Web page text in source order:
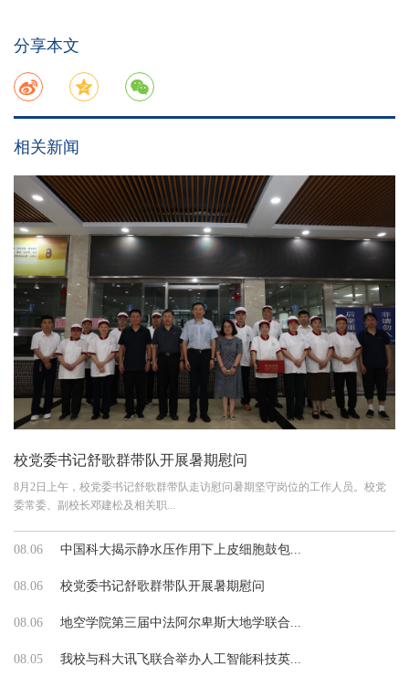
分享本文
相关新闻
校党委书记舒歌群带队开展暑期慰问
8月2日上午，校党委书记舒歌群带队走访慰问暑期坚守岗位的工作人员。校党
委常委、副校长邓建松及相关职...
08.06 中国科大揭示静水压作用下上皮细胞鼓包...
08.06 校党委书记舒歌群带队开展暑期慰问
08.06 地空学院第三届中法阿尔卑斯大地学联合...
08.05 我校与科大讯飞联合举办人工智能科技英...